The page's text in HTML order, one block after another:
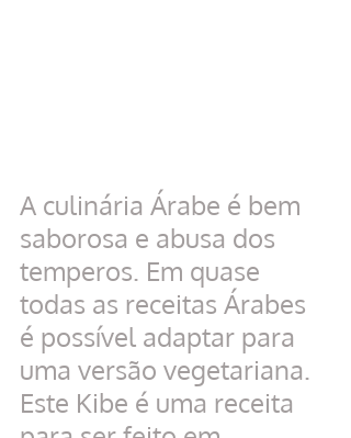
A culinária Árabe é bem
saborosa e abusa dos
temperos. Em quase
todas as receitas Árabes
é possível adaptar para
uma versão vegetariana.
Este Kibe é uma receita